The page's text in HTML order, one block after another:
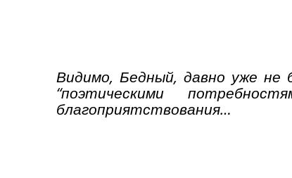
Видимо, Бедный, давно уже не
“поэтическими
благоприятствования…